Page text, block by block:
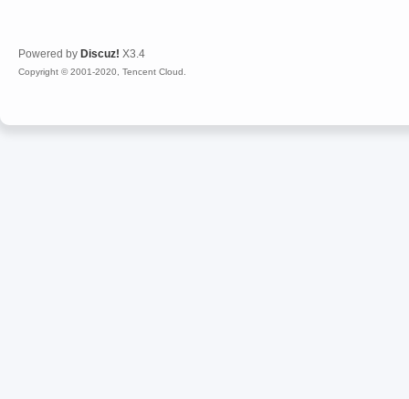
Powered by Discuz! X3.4
Copyright © 2001-2020, Tencent Cloud.